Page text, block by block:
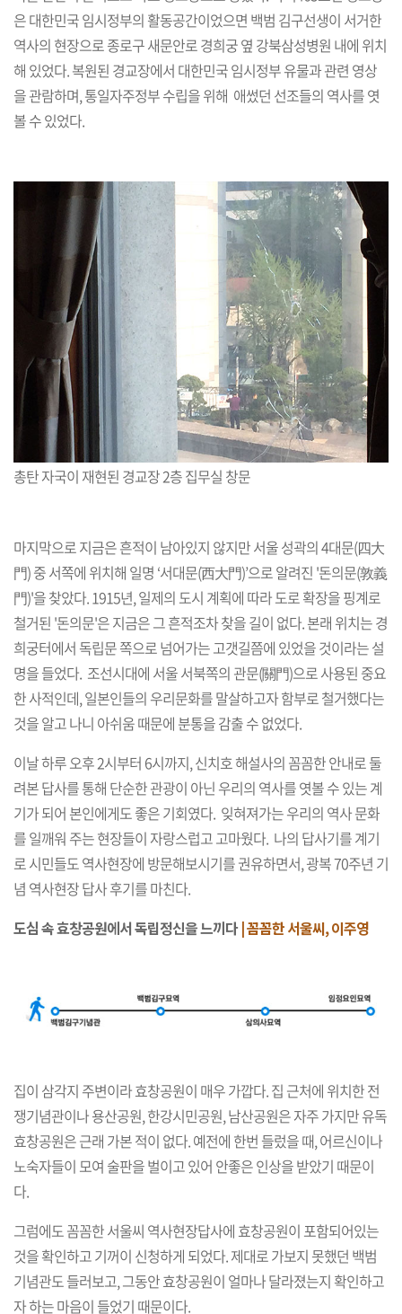
은 대한민국 임시정부의 활동공간이었으면 백범 김구선생이 서거한
역사의 현장으로 종로구 새문안로 경희궁 옆 강북삼성병원 내에 위치
해 있었다. 복원된 경교장에서 대한민국 임시정부 유물과 관련 영상
을 관람하며, 통일자주정부 수립을 위해 애썼던 선조들의 역사를 엿
볼 수 있었다.
총탄 자국이 재현된 경교장 2층 집무실 창문
마지막으로 지금은 흔적이 남아있지 않지만 서울 성곽의 4대문(四大
門) 중 서쪽에 위치해 일명 ‘서대문(西大門)’으로 알려진 '돈의문(敦義
門)'을 찾았다. 1915년, 일제의 도시 계획에 따라 도로 확장을 핑계로
철거된 '돈의문'은 지금은 그 흔적조차 찾을 길이 없다. 본래 위치는 경
희궁터에서 독립문 쪽으로 넘어가는 고갯길쯤에 있었을 것이라는 설
명을 들었다. 조선시대에 서울 서북쪽의 관문(關門)으로 사용된 중요
한 사적인데, 일본인들의 우리문화를 말살하고자 함부로 철거했다는
것을 알고 나니 아쉬움 때문에 분통을 감출 수 없었다.
이날 하루 오후 2시부터 6시까지, 신치호 해설사의 꼼꼼한 안내로 둘
려본 답사를 통해 단순한 관광이 아닌 우리의 역사를 엿볼 수 있는 계
기가 되어 본인에게도 좋은 기회였다. 잊혀져가는 우리의 역사 문화
를 일깨워 주는 현장들이 자랑스럽고 고마웠다. 나의 답사기를 계기
로 시민들도 역사현장에 방문해보시기를 권유하면서, 광복 70주년 기
념 역사현장 답사 후기를 마친다.
도심 속 효창공원에서 독립정신을 느끼다| 꼼꼼한 서울씨, 이주영
집이 삼각지 주변이라 효창공원이 매우 가깝다. 집 근처에 위치한 전
쟁기념관이나 용산공원, 한강시민공원, 남산공원은 자주 가지만 유독
효창공원은 근래 가본 적이 없다. 예전에 한번 들렀을 때, 어르신이나
노숙자들이 모여 술판을 벌이고 있어 안좋은 인상을 받았기 때문이
다.
그럼에도 꼼꼼한 서울씨 역사현장답사에 효창공원이 포함되어있는
것을 확인하고 기꺼이 신청하게 되었다. 제대로 가보지 못했던 백범
기념관도 들러보고, 그동안 효창공원이 얼마나 달라졌는지 확인하고
자 하는 마음이 들었기 때문이다.